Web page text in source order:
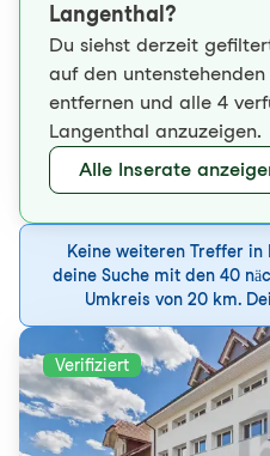
Langenthal?
Du siehst derzeit
auf den
entfernen und alle 4
Langenthal anzuzeigen.
Alle Inserate
Keine weiteren Treffer in
deine Suche mit den 40
Umkreis von 20 km.
Verifiziert